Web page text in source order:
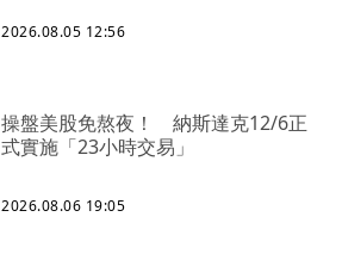
2026.08.05 12:56
操盤美股免熬夜！ 納斯達克12/6正
式實施「23小時交易」
2026.08.06 19:05